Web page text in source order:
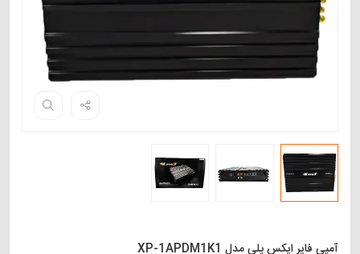
آمپی فایر ایکس پلی مدل XP-1APDM1K1